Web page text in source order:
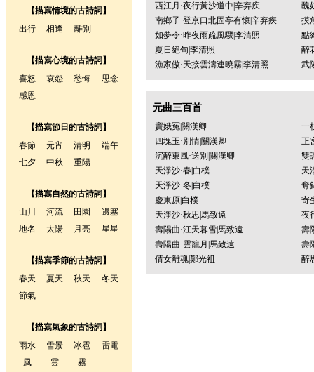
【描寫情境的古詩詞】
出行
相逢 離別
【描寫心境的古詩詞】
喜怒
哀怨 愁悔
思念
感恩
【描寫節日的古詩詞】
春節
元宵 清明
端午
七夕
中秋 重陽
【描寫自然的古詩詞】
山川
河流 田園
邊塞
地名
太陽 月亮 星星
【描寫季節的古詩詞】
春天
夏天 秋天
冬天
節氣
【描寫氣象的古詩詞】
雨水
雪景 冰雹
雷電
風
雲 霧
西江月·夜行黃沙道中|辛弃疾
醜
南鄉子·登京口北固亭有懷|辛弃疾
摸
如夢令·昨夜雨疏風驟|李清照
點
夏日絕句|李清照
醉
漁家傲·天接雲濤連曉霧|李清照
武
元曲三百首
竇娥冤|關漢卿
一
四塊玉·別情|關漢卿
正
沉醉東風·送別|關漢卿
雙
天淨沙·春|白樸
天
天淨沙·冬|白樸
奪
慶東原|白樸
寄
天淨沙·秋思|馬致遠
夜
壽陽曲·江天暮雪|馬致遠
壽
壽陽曲·雲籠月|馬致遠
壽
倩女離魂|鄭光祖
醉